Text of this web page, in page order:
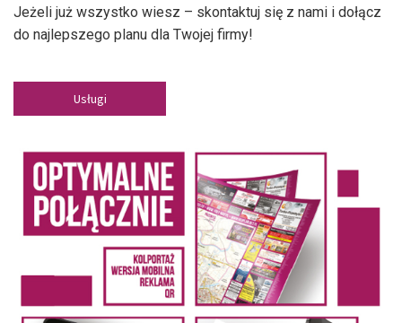
Jeżeli już wszystko wiesz – skontaktuj się z nami i dołącz
do najlepszego planu dla Twojej firmy!
Usługi